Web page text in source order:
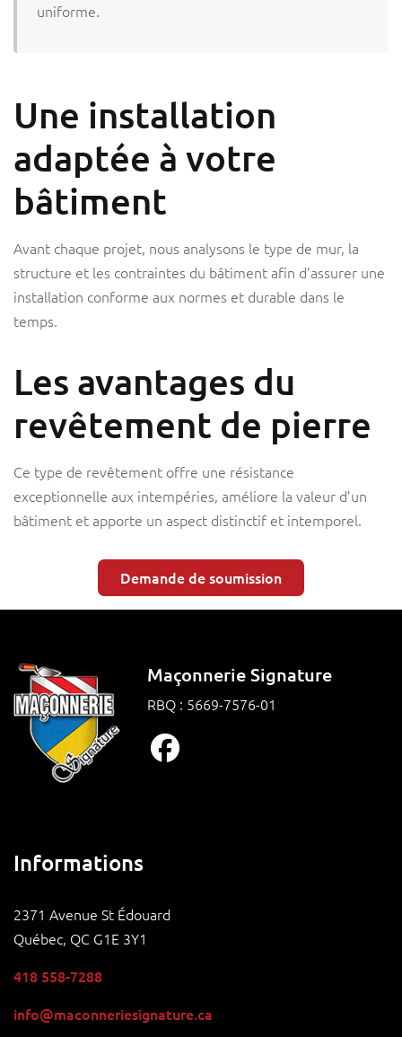
uniforme.
Une installation
adaptée à votre
bâtiment
Avant chaque projet, nous analysons le type de mur, la
structure et les contraintes du bâtiment afin d’assurer une
installation conforme aux normes et durable dans le
temps.
Les avantages du
revêtement de pierre
Ce type de revêtement offre une résistance
exceptionnelle aux intempéries, améliore la valeur d’un
bâtiment et apporte un aspect distinctif et intemporel.
Demande de soumission
Maçonnerie Signature
RBQ : 5669-7576-01
Informations
2371 Avenue St Édouard
Québec, QC G1E 3Y1
418 558-7288
info@maconneriesignature.ca